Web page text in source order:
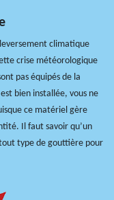
climatique
crise météorologique
pas équipés de la
bien installée, vous ne
ce matériel gère
Il faut savoir qu’un
type de gouttière pour